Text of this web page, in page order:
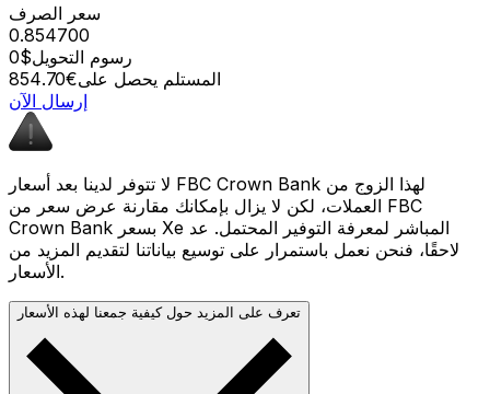
سعر الصرف
0.854700
رسوم التحويل$0
المستلم يحصل على€854.70
إرسال الآن
لا تتوفر لدينا بعد أسعار FBC Crown Bank لهذا الزوج من
العملات، لكن لا يزال بإمكانك مقارنة عرض سعر من FBC
Crown Bank بسعر Xe المباشر لمعرفة التوفير المحتمل. عد
لاحقًا، فنحن نعمل باستمرار على توسيع بياناتنا لتقديم المزيد من
الأسعار.
تعرف على المزيد حول كيفية جمعنا لهذه الأسعار